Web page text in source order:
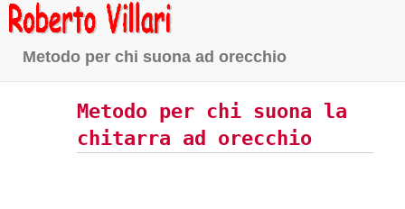
Metodo per chi suona ad orecchio
Metodo per chi suona la
chitarra ad orecchio